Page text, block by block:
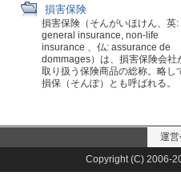
損害保険
損害保険（そんがいほけん、英:
general insurance, non-life
insurance 、仏: assurance de
dommages）は、損害保険会社
取り扱う保険商品の総称。略し
損保（そんぽ）とも呼ばれる。
運
Copyright (C) 2006-